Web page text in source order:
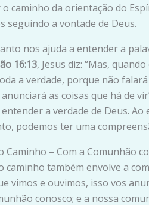
o caminho da orientação do
seguindo a vontade de Deus.
nos ajuda a entender a
16:13, Jesus diz: “Mas,
a verdade, porque não
as coisas que há de
a verdade de Deus.
podemos ter uma
Caminho – Com a Comunhão
caminho também envolve a
vimos e ouvimos, isso vos
conosco; e a nossa